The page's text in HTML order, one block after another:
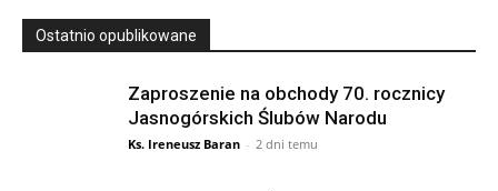
Ostatnio opublikowane
Zaproszenie na obchody 70. rocznicy
Jasnogórskich Ślubów Narodu
Ks. Ireneusz Baran - 2 dni temu